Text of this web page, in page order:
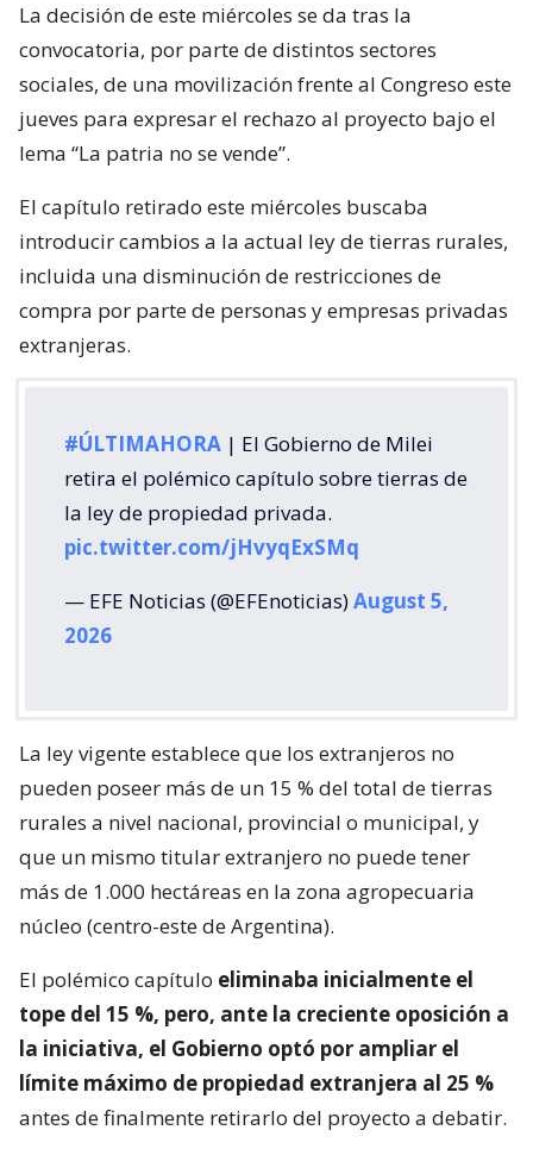
La decisión de este miércoles se da tras la
convocatoria, por parte de distintos sectores
sociales, de una movilización frente al Congreso este
jueves para expresar el rechazo al proyecto bajo el
lema “La patria no se vende”.
El capítulo retirado este miércoles buscaba
introducir cambios a la actual ley de tierras rurales,
incluida una disminución de restricciones de
compra por parte de personas y empresas privadas
extranjeras.
#ÚLTIMAHORA | El Gobierno de Milei
retira el polémico capítulo sobre tierras de
la ley de propiedad privada.
pic.twitter.com/jHvyqExSMq
— EFE Noticias (@EFEnoticias)August 5,
2026
La ley vigente establece que los extranjeros no
pueden poseer más de un 15 % del total de tierras
rurales a nivel nacional, provincial o municipal, y
que un mismo titular extranjero no puede tener
más de 1.000 hectáreas en la zona agropecuaria
núcleo (centro-este de Argentina).
El polémico capítulo eliminaba inicialmente el
tope del 15 %, pero, ante la creciente oposición a
la iniciativa, el Gobierno optó por ampliar el
límite máximo de propiedad extranjera al 25 %
antes de finalmente retirarlo del proyecto a debatir.